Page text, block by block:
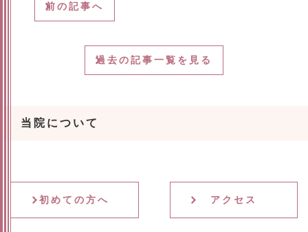
前の記事へ
過去の記事一覧を見る
当院について
初めての方へ アクセス